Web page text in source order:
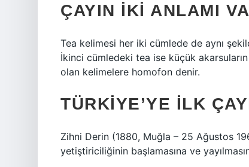
ÇAYIN IKI ANLAMI
Tea kelimesi her iki cümlede de aynı
İkinci cümledeki tea ise küçük akarsuların
olan kelimelere homofon denir.
TÜRKIYE’YE ILK
Zihni Derin (1880, Muğla – 25 Ağustos
yetiştiriciliğinin başlamasına ve